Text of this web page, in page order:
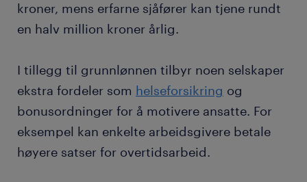
kroner, mens erfarne sjåfører kan tjene rundt
en halv million kroner årlig.
I tillegg til grunnlønnen tilbyr noen selskaper
ekstra fordeler som helseforsikring og
bonusordninger for å motivere ansatte. For
eksempel kan enkelte arbeidsgivere betale
høyere satser for overtidsarbeid.